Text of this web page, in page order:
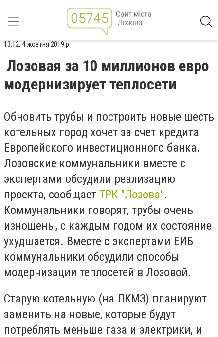
13:12, 4 жовтня 2019 р.
Лозовая за 10 миллионов евро
модернизирует теплосети
Обновить трубы и построить новые шесть
котельных город хочет за счет кредита
Европейского инвестиционного банка.
Лозовские коммунальники вместе с
экспертами обсудили реализацию
проекта, сообщает ТРК "Лозова".
Коммунальники говорят, трубы очень
изношены, с каждым годом их состояние
ухудшается. Вместе с экспертами ЕИБ
коммунальники обсудили способы
модернизации теплосетей в Лозовой.
Старую котельную (на ЛКМЗ) планируют
заменить на новые, которые будут
потреблять меньше газа и электрики, и